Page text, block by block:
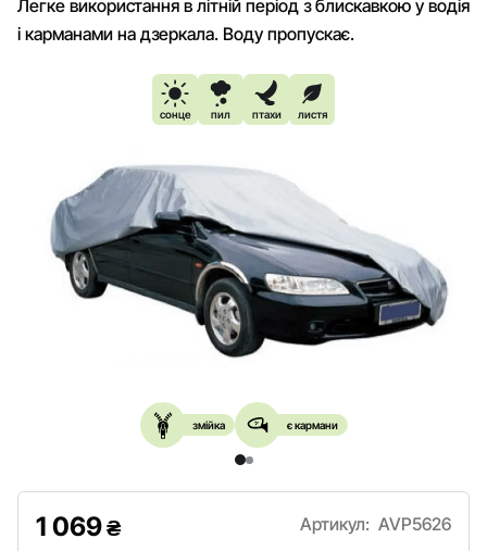
Легке використання в літній період з блискавкою у водія
і карманами на дзеркала. Воду пропускає.
сонце пил птахи листя
змійка є кармани
1 069₴ Артикул: AVP5626